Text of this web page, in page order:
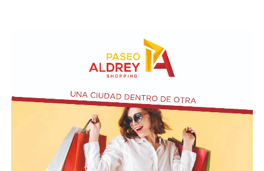
10 a 12 en la Biblioteca de Autores Marplatenses,
ubicada en el primer piso del edificio.
En relación al Ciclo Mes de la Niñez, este viernes 7 de
agosto a las 17:30 se presentarán “Los cuentos de
Charo” y la narración de poesías populares infantiles a
cargo de María del Rosario Gerez Martínez.